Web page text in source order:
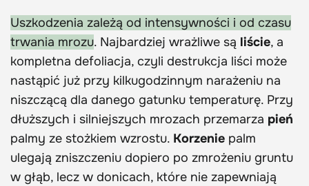
Uszkodzenia zależą od intensywności i od czasu
trwania mrozu. Najbardziej wrażliwe są liście, a
kompletna defoliacja, czyli destrukcja liści może
nastąpić już przy kilkugodzinnym narażeniu na
niszczącą dla danego gatunku temperaturę. Przy
dłuższych i silniejszych mrozach przemarza pień
palmy ze stożkiem wzrostu. Korzenie palm
ulegają zniszczeniu dopiero po zmrożeniu gruntu
w głąb, lecz w donicach, które nie zapewniają